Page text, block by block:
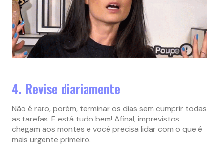
4. Revise diariamente
Não é raro, porém, terminar os dias sem cumprir todas
as tarefas. E está tudo bem! Afinal, imprevistos
chegam aos montes e você precisa lidar com o que é
mais urgente primeiro.